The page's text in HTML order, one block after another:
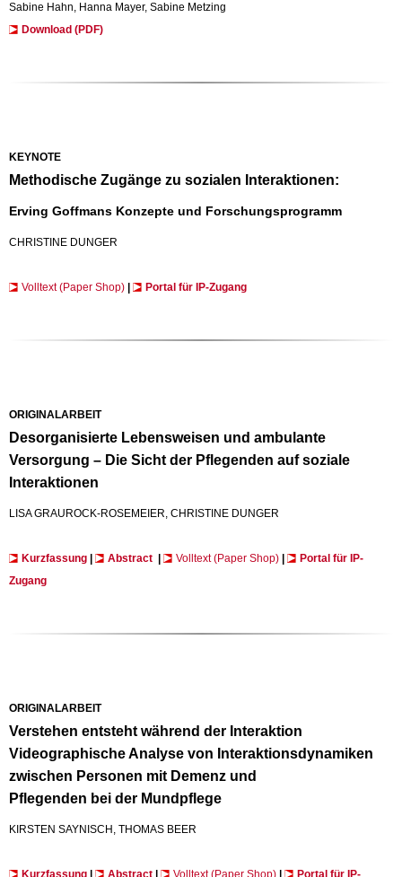
Sabine Hahn, Hanna Mayer, Sabine Metzing
Download (PDF)
KEYNOTE
Methodische Zugänge zu sozialen Interaktionen:
Erving Goffmans Konzepte und Forschungsprogramm
CHRISTINE DUNGER
Volltext (Paper Shop) Portal für IP-Zugang
ORIGINALARBEIT
Desorganisierte Lebensweisen und ambulante
Versorgung – Die Sicht der Pflegenden auf soziale
Interaktionen
LISA GRAUROCK-ROSEMEIER, CHRISTINE DUNGER
Kurzfassung Abstract Volltext (Paper Shop)
Portal für IP-
Zugang
ORIGINALARBEIT
Verstehen entsteht während der Interaktion
Videographische Analyse von Interaktionsdynamiken
zwischen Personen mit Demenz und
Pflegenden bei der Mundpflege
KIRSTEN SAYNISCH, THOMAS BEER
Kurzfassung Abstract Volltext (Paper Shop)
Portal für IP-